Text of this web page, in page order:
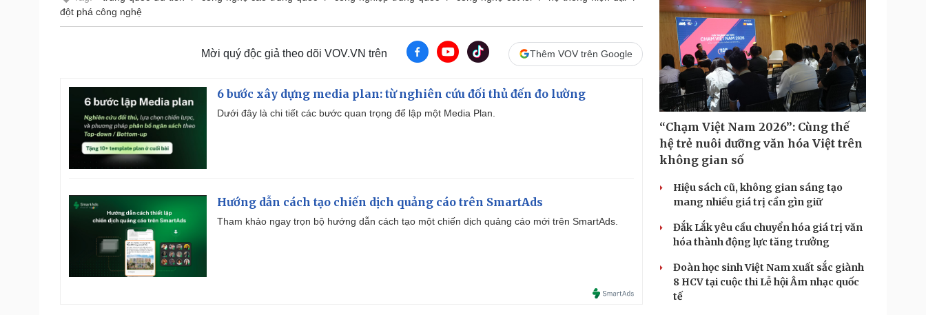
đột phá công nghệ
Mời quý độc giả theo dõi VOV.VN trên Thêm VOV trên Google
6 bước xây dựng media plan: từ nghiên cứu đối thủ đến đo lường
Dưới đây là chi tiết các bước quan trọng để lập một Media Plan.
Hướng dẫn cách tạo chiến dịch quảng cáo trên SmartAds
Tham khảo ngay trọn bộ hướng dẫn cách tạo một chiến dịch quảng cáo mới trên SmartAds.
“Chạm Việt Nam 2026”: Cùng thế
hệ trẻ nuôi dưỡng văn hóa Việt trên
không gian số
Hiệu sách cũ, không gian sáng tạo
mang nhiều giá trị cần gìn giữ
Đắk Lắk yêu cầu chuyển hóa giá trị văn
hóa thành động lực tăng trưởng
Đoàn học sinh Việt Nam xuất sắc giành
8 HCV tại cuộc thi Lễ hội Âm nhạc quốc
tế